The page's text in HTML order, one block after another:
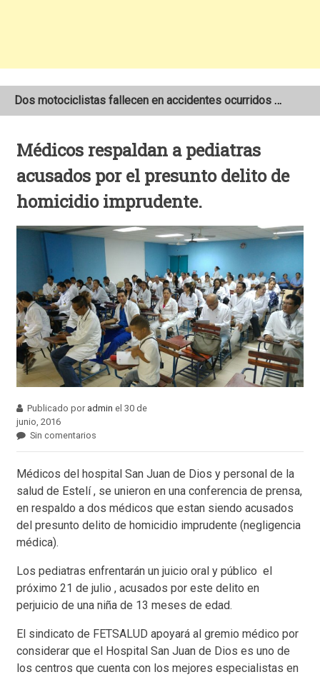
Dos motociclistas fallecen en accidentes ocurridos en la Carretera Nueva a León
Médicos respaldan a pediatras
acusados por el presunto delito de
homicidio imprudente.
Publicado por admin el 30 de
junio, 2016
Sin comentarios
Médicos del hospital San Juan de Dios y personal de la
salud de Estelí , se unieron en una conferencia de prensa,
en respaldo a dos médicos que estan siendo acusados
del presunto delito de homicidio imprudente (negligencia
médica).
Los pediatras enfrentarán un juicio oral y público el
próximo 21 de julio , acusados por este delito en
perjuicio de una niña de 13 meses de edad.
El sindicato de FETSALUD apoyará al gremio médico por
considerar que el Hospital San Juan de Dios es uno de
los centros que cuenta con los mejores especialistas en